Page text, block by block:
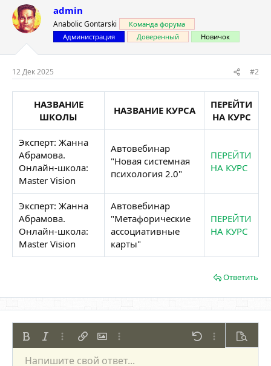
admin
Anabolic Gontarski
Команда форума
Администрация
Доверенный Новичок
12 Дек 2025 #2
НАЗВАНИЕ
ШКОЛЫ
НАЗВАНИЕ КУРСА
ПЕРЕЙТИ
НА КУРС
Эксперт: Жанна
Абрамова.
Онлайн-школа:
Master Vision
Автовебинар
"Новая системная
психология 2.0"
ПЕРЕЙТИ
НА КУРС
Эксперт: Жанна
Абрамова.
Онлайн-школа:
Master Vision
Автовебинар
"Метафорические
ассоциативные
карты"
ПЕРЕЙТИ
НА КУРС
Ответить
ЖирныйКурсивДополнительно...
Вставить ссылку
Вставить изображение
Дополнительно... Отменить
Размер шрифта
9
Цвет текста
Шрифт Arial
СписокВыравнивание
Формат параграфа
СмайлыЦитатаМедиаВставить таблицу
Вставить горизонтальную линию
Спойлер
Повторить
Переключить режим работы редактора
Удалить форматирование
ЧерновикиСохранить черновик
Напишите свой ответ...